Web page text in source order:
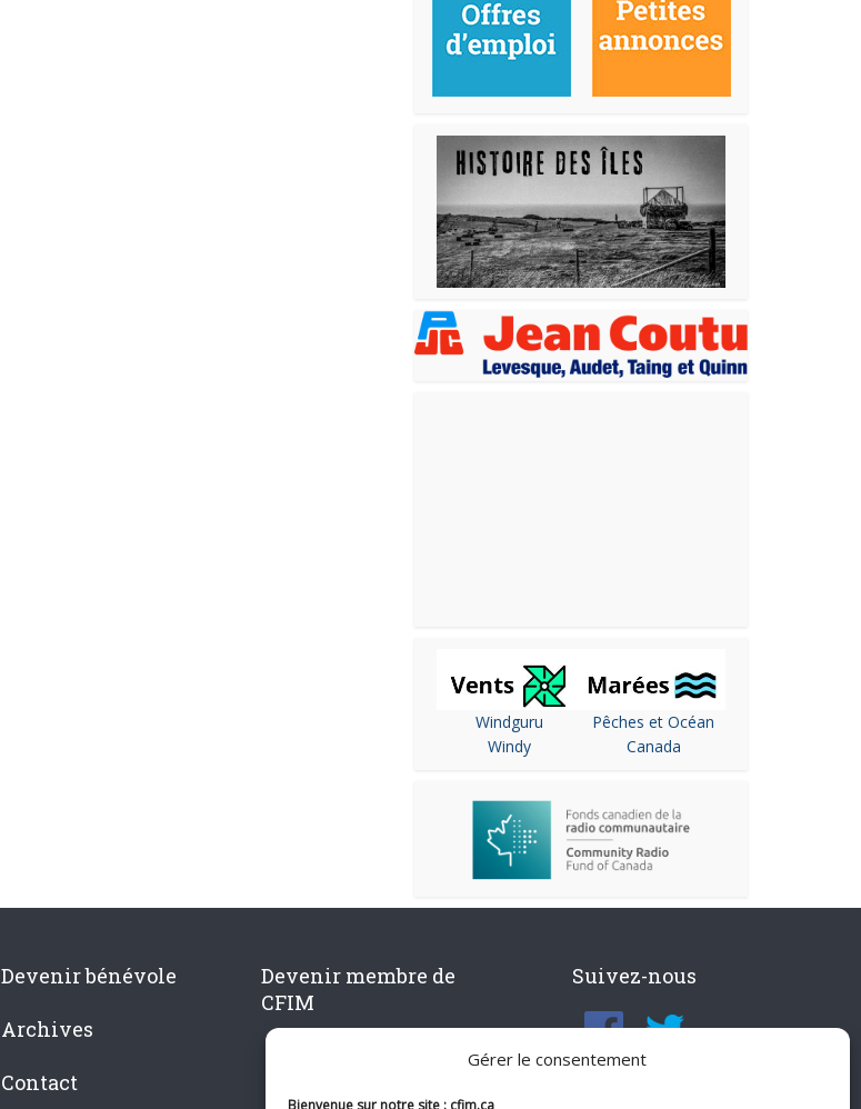
Gérer le consentement
Bienvenue sur notre site : cfim.ca
Windguru
Windy
Pêches et Océan
Canada
Devenir bénévole
Archives
Contact
Devenir membre de
CFIM
Suivez-nous